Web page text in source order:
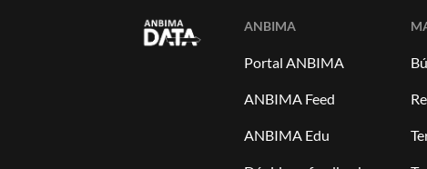
ANBIMA
Portal ANBIMA
ANBIMA Feed
ANBIMA Edu